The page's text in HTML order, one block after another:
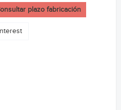
plazo fabricación